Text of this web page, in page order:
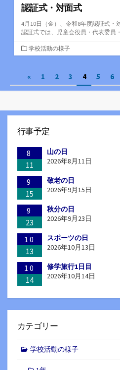
認証式・対面式
4月10日（金）、令和8年度認証式・
認証式では、児童会役員・代表委員
カ
テ
リ
ー
学校活動の様子
稿
の
ペ
ー
ジ
送
り
« 1 2 3 4 5 6
行事予定
8
11
山の日
2026年8月11日
9
15
敬老の日
2026年9月15日
9
23
秋分の日
2026年9月23日
10
13
スポーツの日
2026年10月13日
10
14
修学旅行1日目
2026年10月14日
カテゴリー
学校活動の様子